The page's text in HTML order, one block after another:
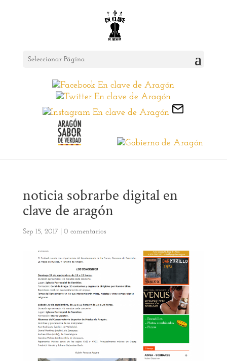
Seleccionar Página
noticia sobrarbe digital en
clave de aragón
Sep 15, 2017 0 comentarios